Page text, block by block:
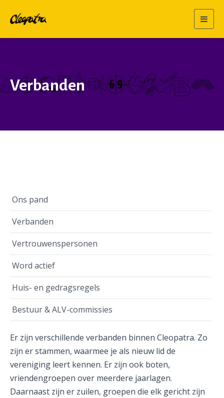
Verbanden
Ons pand
Verbanden
Vertrouwenspersonen
Word actief
Huis- en gedragsregels
Bestuur & ALV-commissies
Er zijn verschillende verbanden binnen Cleopatra. Zo
zijn er stammen, waarmee je als nieuw lid de
vereniging leert kennen. Er zijn ook boten,
vriendengroepen over meerdere jaarlagen.
Daarnaast zijn er zuilen, groepen die elk gericht zijn